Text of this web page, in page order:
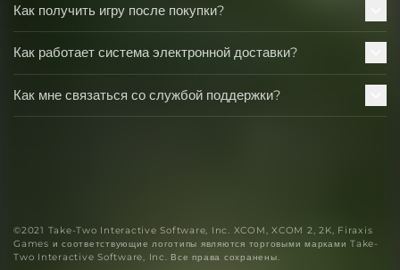
Как получить игру после покупки?
Как работает система электронной доставки?
Как мне связаться со службой поддержки?
©2021 Take-Two Interactive Software, Inc. XCOM, XCOM 2, 2K, Firaxis
Games и соответствующие логотипы являются торговыми марками Take-
Two Interactive Software, Inc. Все права сохранены.